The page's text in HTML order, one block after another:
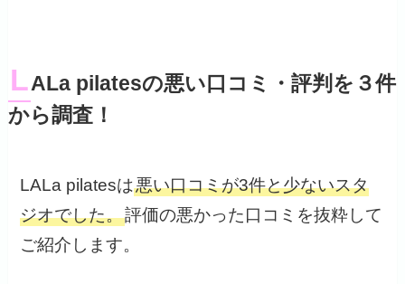
LALa pilatesの悪い口コミ・評判を３件
から調査！
LALa pilatesは悪い口コミが3件と少ないスタ
ジオでした。評価の悪かった口コミを抜粋して
ご紹介します。